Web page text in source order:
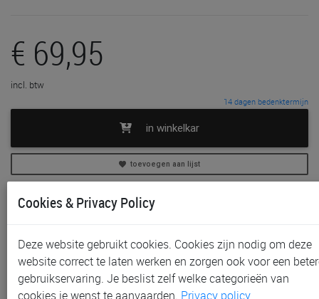
€ 69,95
incl. btw
14 dagen bedenktermijn
in winkelkar
toevoegen aan lijst
In voorraad
Gratis (na bestelling) af te halen in onzewinkelte
Aalst, Gent en Waregem
Gratis verzending vanaf € 80 *
Cookies & Privacy Policy
Deze website gebruikt cookies. Cookies zijn nodig om deze
website correct te laten werken en zorgen ook voor een
gebruikservaring. Je beslist zelf welke categorieën van
cookies je wenst te aanvaarden. Privacy policy